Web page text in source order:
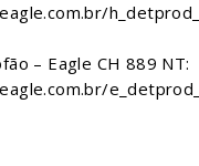
– Eagle CH 889 NT: